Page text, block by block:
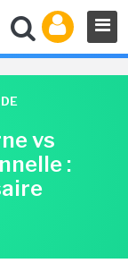
vs
: